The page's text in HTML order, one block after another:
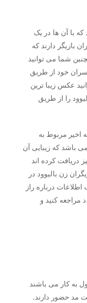
با آن ها در یک
بازیگر دارند که
شما می توانید
خود از طریق
عکس زیبا ترین
بالیوود را از طریق
اخیر مربوط به
باشد که زیبایی آن
دریافت کرده اند
زن بالیوود در
اطلاعات درباره راز
مراجعه کنید و
به کار می باشند
مد حضور دارند.